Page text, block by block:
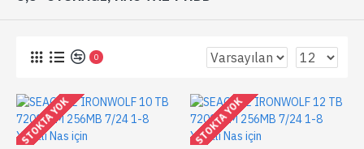
0
STOKTA YOK STOKTA YOK